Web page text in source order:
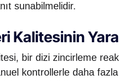
sunabilmelidir.
Kalitesinin
bir dizi zincirleme
kontrollerle daha